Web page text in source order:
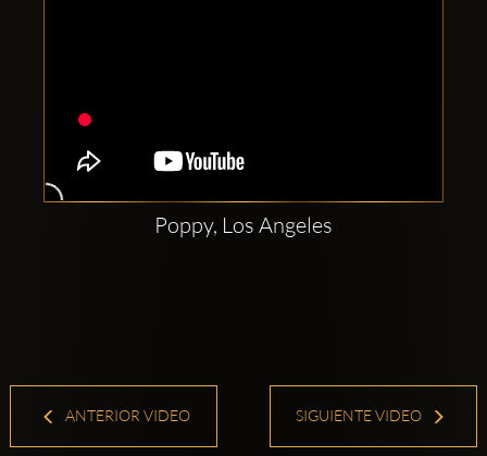
Poppy, Los Angeles
ANTERIOR VIDEO SIGUIENTE VIDEO